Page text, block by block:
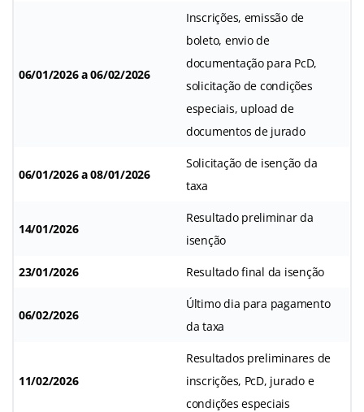
06/01/2026 a 06/02/2026
Inscrições, emissão de
boleto, envio de
documentação para PcD,
solicitação de condições
especiais, upload de
documentos de jurado
06/01/2026 a 08/01/2026
Solicitação de isenção da
taxa
14/01/2026
Resultado preliminar da
isenção
23/01/2026 Resultado final da isenção
06/02/2026
Último dia para pagamento
da taxa
11/02/2026
Resultados preliminares de
inscrições, PcD, jurado e
condições especiais